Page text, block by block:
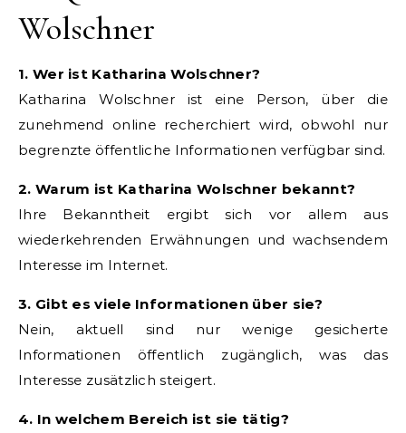
Wolschner
1. Wer ist Katharina Wolschner?
Katharina Wolschner ist eine Person, über die
zunehmend online recherchiert wird, obwohl nur
begrenzte öffentliche Informationen verfügbar sind.
2. Warum ist Katharina Wolschner bekannt?
Ihre Bekanntheit ergibt sich vor allem aus
wiederkehrenden Erwähnungen und wachsendem
Interesse im Internet.
3. Gibt es viele Informationen über sie?
Nein, aktuell sind nur wenige gesicherte
Informationen öffentlich zugänglich, was das
Interesse zusätzlich steigert.
4. In welchem Bereich ist sie tätig?